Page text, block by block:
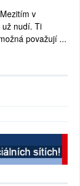
v
už nudí. Ti
považují ...